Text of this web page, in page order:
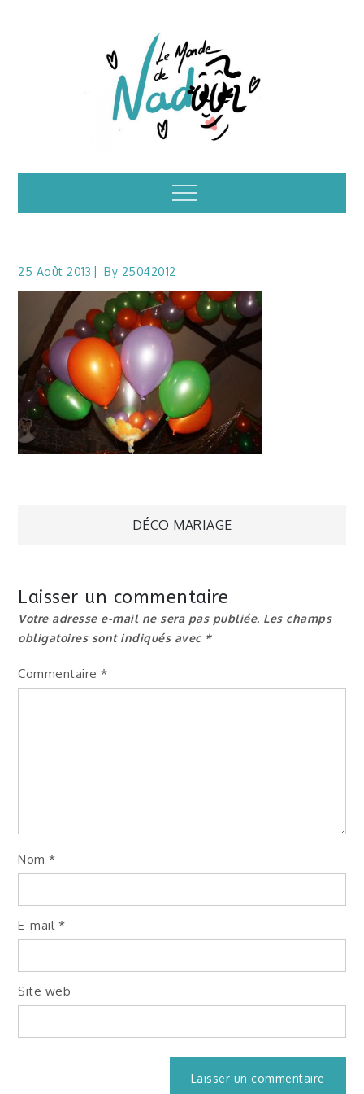
Illustrations – le
monde de Nadoo
Menu
25 Août 2013 By 25042012
Navigation
l’article
DÉCO MARIAGE
Laisser un commentaire
Votre adresse e-mail ne sera pas publiée. Les champs
obligatoires sont indiqués avec *
Commentaire*
Nom*
E-mail *
Site web